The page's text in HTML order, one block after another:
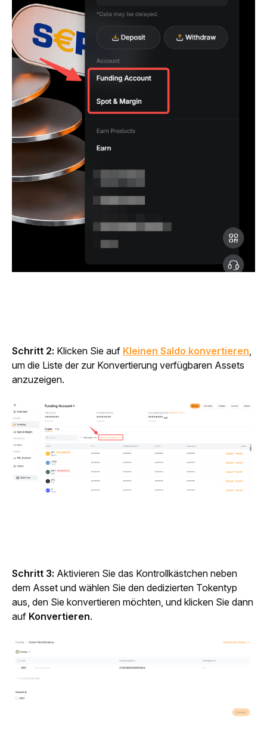
Schritt 2: Klicken Sie auf Kleinen Saldo konvertieren
um die Liste der zur Konvertierung verfügbaren Assets
anzuzeigen.
Schritt 3: Aktivieren Sie das Kontrollkästchen neben
dem Asset und wählen Sie den dedizierten Tokentyp
aus, den Sie konvertieren möchten, und klicken Sie dann
auf Konvertieren.